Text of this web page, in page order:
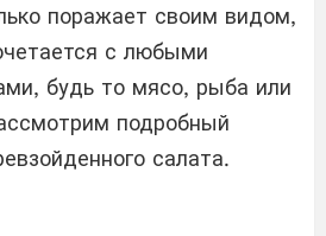
поражает своим видом,
с любыми
будь то мясо, рыба или
подробный
салата.